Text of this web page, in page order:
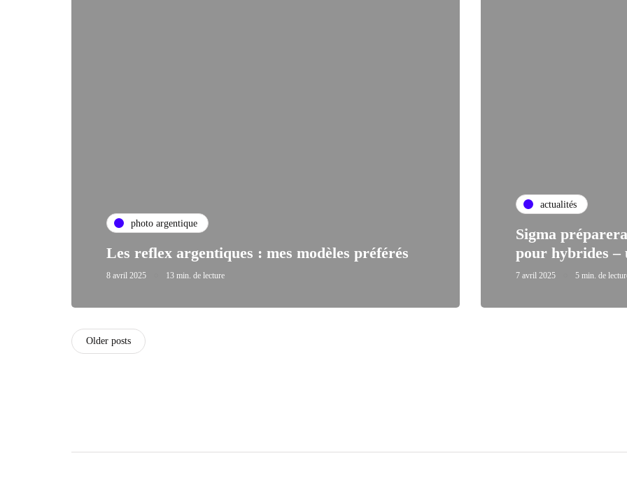
photo argentique
Les reflex argentiques : mes modèles préférés
8 avril 2025 13 min. de lecture
actualités
Sigma
pour hybrides –
7 avril 2025 5 min. de
Older posts